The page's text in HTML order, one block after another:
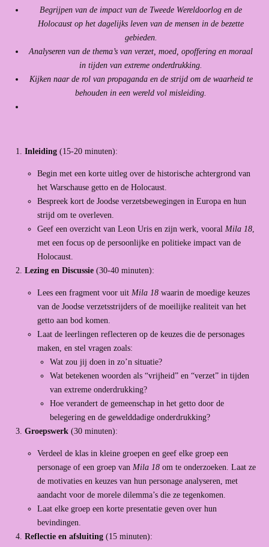
Begrijpen van de impact van de Tweede Wereldoorlog en de
Holocaust op het dagelijks leven van de mensen in de bezette
gebieden.
Analyseren van de thema’s van verzet, moed, opoffering en moraal
in tijden van extreme onderdrukking.
Kijken naar de rol van propaganda en de strijd om de waarheid te
behouden in een wereld vol misleiding.
Inleiding (15-20 minuten):
Begin met een korte uitleg over de historische achtergrond van
het Warschause getto en de Holocaust.
Bespreek kort de Joodse verzetsbewegingen in Europa en hun
strijd om te overleven.
Geef een overzicht van Leon Uris en zijn werk, vooral Mila 18,
met een focus op de persoonlijke en politieke impact van de
Holocaust.
Lezing en Discussie (30-40 minuten):
Lees een fragment voor uit Mila 18 waarin de moedige keuzes
van de Joodse verzetsstrijders of de moeilijke realiteit van het
getto aan bod komen.
Laat de leerlingen reflecteren op de keuzes die de personages
maken, en stel vragen zoals:
Wat zou jij doen in zo’n situatie?
Wat betekenen woorden als “vrijheid” en “verzet” in tijden
van extreme onderdrukking?
Hoe verandert de gemeenschap in het getto door de
belegering en de gewelddadige onderdrukking?
Groepswerk (30 minuten):
Verdeel de klas in kleine groepen en geef elke groep een
personage of een groep van Mila 18 om te onderzoeken. Laat ze
de motivaties en keuzes van hun personage analyseren, met
aandacht voor de morele dilemma’s die ze tegenkomen.
Laat elke groep een korte presentatie geven over hun
bevindingen.
Reflectie en afsluiting (15 minuten):